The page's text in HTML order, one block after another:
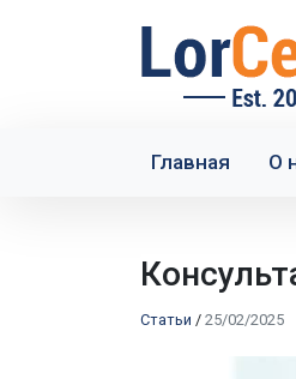
Главная О
Статьи / 25/02/2025